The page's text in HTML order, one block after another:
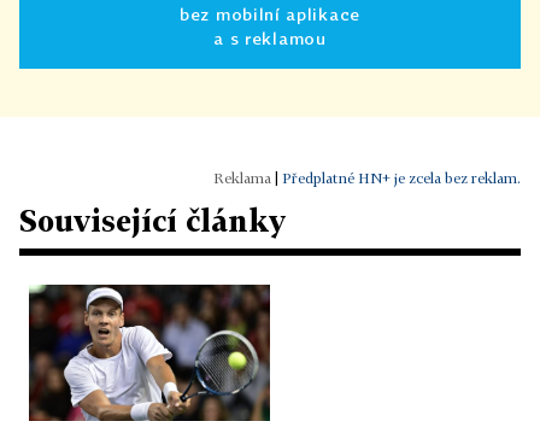
bez mobilní aplikace
a s reklamou
Předplatné HN+ je zcela bez reklam.
Související články